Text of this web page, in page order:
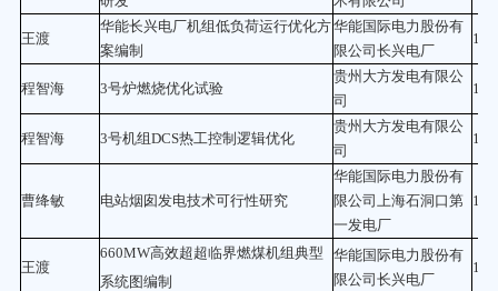
王渡
华能长兴电厂机组低负荷运行优化方
案编制
华能国际电力股份有
限公司长兴电厂
18.2
程智海 3号炉燃烧优化试验
贵州大方发电有限公
司
18
程智海 3号机组DCS热工控制逻辑优化
贵州大方发电有限公
司
18
曹绛敏 电站烟囱发电技术可行性研究
华能国际电力股份有
限公司上海石洞口第
一发电厂
18
王渡
660MW高效超超临界燃煤机组典型
系统图编制
华能国际电力股份有
限公司长兴电厂
18